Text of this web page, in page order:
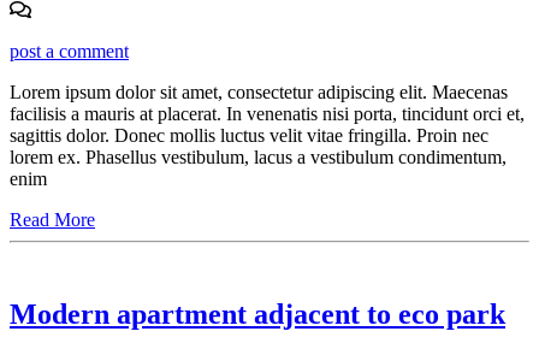
post a comment
Lorem ipsum dolor sit amet, consectetur adipiscing elit. Maecenas
facilisis a mauris at placerat. In venenatis nisi porta, tincidunt orci et,
sagittis dolor. Donec mollis luctus velit vitae fringilla. Proin nec
lorem ex. Phasellus vestibulum, lacus a vestibulum condimentum,
enim
Read More
Modern apartment adjacent to eco park